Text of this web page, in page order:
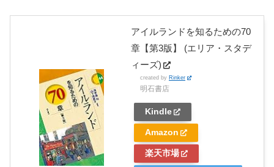
アイルランドを知るための70
章【第3版】 (エリア・スタデ
ィーズ)
created by Rinker
明石書店
Kindle
Amazon
楽天市場